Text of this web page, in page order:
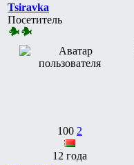
Tsiravka
Посетитель
100 2
12 года